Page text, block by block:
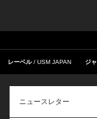
レーベル USM JAPAN ジ
ニュースレター